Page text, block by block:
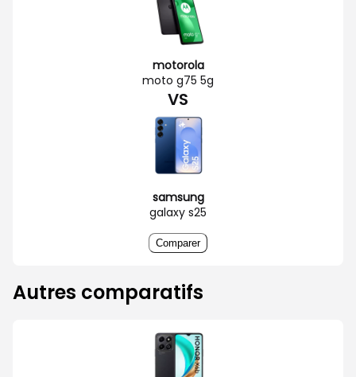
motorola
moto g75 5g
VS
samsung
galaxy s25
Comparer
Autres comparatifs